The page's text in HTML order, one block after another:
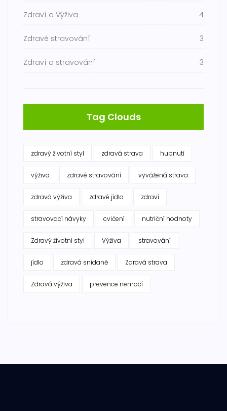
Zdraví a Výživa 4
Zdravé stravování 3
Zdraví a stravování 3
Tag Clouds
zdravý životní styl zdravá strava hubnutí
výživa zdravé stravování vyvážená strava
zdravá výživa zdravé jídlo zdraví
stravovací návyky cvičení nutriční hodnoty
Zdravý životní styl Výživa stravování
jídlo zdravá snídaně Zdravá strava
Zdravá výživa prevence nemocí